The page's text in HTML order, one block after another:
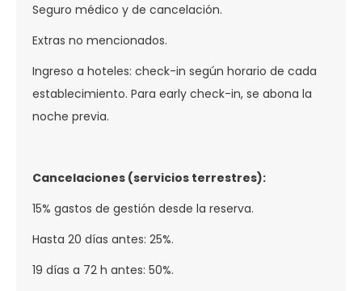
Seguro médico y de cancelación.
Extras no mencionados.
Ingreso a hoteles: check-in según horario de cada
establecimiento. Para early check-in, se abona la
noche previa.
Cancelaciones (servicios terrestres):
15% gastos de gestión desde la reserva.
Hasta 20 días antes: 25%.
19 días a 72 h antes: 50%.